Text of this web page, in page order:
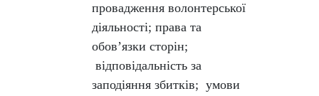
провадження волонтерської
діяльності; права та
обов’язки сторін;
відповідальність за
заподіяння збитків; умови